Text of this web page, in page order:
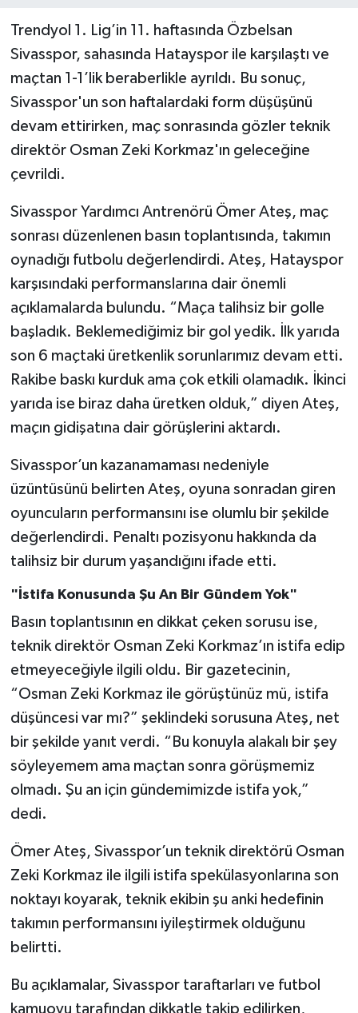
Trendyol 1. Lig’in 11. haftasında Özbelsan
Sivasspor, sahasında Hatayspor ile karşılaştı ve
maçtan 1-1’lik beraberlikle ayrıldı. Bu sonuç,
Sivasspor'un son haftalardaki form düşüşünü
devam ettirirken, maç sonrasında gözler teknik
direktör Osman Zeki Korkmaz'ın geleceğine
çevrildi.
Sivasspor Yardımcı Antrenörü Ömer Ateş, maç
sonrası düzenlenen basın toplantısında, takımın
oynadığı futbolu değerlendirdi. Ateş, Hatayspor
karşısındaki performanslarına dair önemli
açıklamalarda bulundu. “Maça talihsiz bir golle
başladık. Beklemediğimiz bir gol yedik. İlk yarıda
son 6 maçtaki üretkenlik sorunlarımız devam etti.
Rakibe baskı kurduk ama çok etkili olamadık. İkinci
yarıda ise biraz daha üretken olduk,” diyen Ateş,
maçın gidişatına dair görüşlerini aktardı.
Sivasspor’un kazanamaması nedeniyle
üzüntüsünü belirten Ateş, oyuna sonradan giren
oyuncuların performansını ise olumlu bir şekilde
değerlendirdi. Penaltı pozisyonu hakkında da
talihsiz bir durum yaşandığını ifade etti.
"İstifa Konusunda Şu An Bir Gündem Yok"
Basın toplantısının en dikkat çeken sorusu ise,
teknik direktör Osman Zeki Korkmaz’ın istifa edip
etmeyeceğiyle ilgili oldu. Bir gazetecinin,
“Osman Zeki Korkmaz ile görüştünüz mü, istifa
düşüncesi var mı?” şeklindeki sorusuna Ateş, net
bir şekilde yanıt verdi. “Bu konuyla alakalı bir şey
söyleyemem ama maçtan sonra görüşmemiz
olmadı. Şu an için gündemimizde istifa yok,”
dedi.
Ömer Ateş, Sivasspor’un teknik direktörü Osman
Zeki Korkmaz ile ilgili istifa spekülasyonlarına son
noktayı koyarak, teknik ekibin şu anki hedefinin
takımın performansını iyileştirmek olduğunu
belirtti.
Bu açıklamalar, Sivasspor taraftarları ve futbol
kamuoyu tarafından dikkatle takip edilirken,